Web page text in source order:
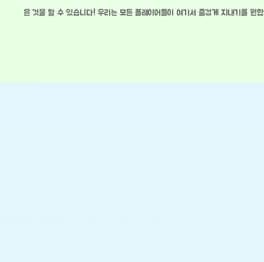
은 것을 할 수 있습니다! 우리는 모든 플레이어들이 여기서 즐겁게 지내기를 원